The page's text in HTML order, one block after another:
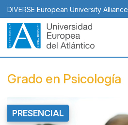
Pasar
al
contenido
principal
DIVERSE European University Alliance
Grado en Psicología
Top
PRESENCIAL